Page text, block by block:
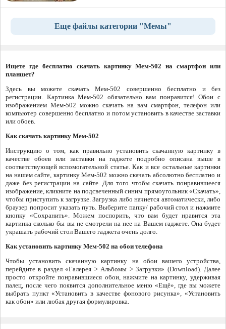
Еще файлы категории "Мемы"
Ищете где бесплатно скачать картинку Мем-502 на смартфон или
планшет?
Здесь вы можете скачать Мем-502 совершенно бесплатно и без
регистрации. Картинка Мем-502 обязательно вам понравится! Обои с
изображением Мем-502 можно скачать на вам смартфон, телефон или
компьютер совершенно бесплатно и потом установить в качестве заставки
или обоев.
Как скачать картинку Мем-502
Инструкцию о том, как правильно установить скачанную картинку в
качестве обоев или заставки на гаджете подробно описана выше в
соответствующей вспомогательной статье. Как и все остальные картинки
на нашем сайте, картинку Мем-502 можно скачать абсолютно бесплатно и
даже без регистрации на сайте. Для того чтобы скачать понравившееся
изображение, кликните на подсвеченный синим прямоугольник «Скачать»,
чтобы приступить к загрузке. Загрузка либо начнется автоматически, либо
браузер попросит указать путь. Выберите папку/ рабочий стол и нажмите
кнопку «Сохранить». Можем поспорить, что вам будет нравится эта
картинка сколько бы вы не смотрели на нее на Вашем гаджете. Она будет
украшать рабочий стол Вашего гаджета очень долго.
Как установить картинку Мем-502 на обои телефона
Чтобы установить скачанную картинку на обои вашего устройства,
перейдите в раздел «Галерея > Альбомы > Загрузки» (Download). Далее
просто откройте понравившиеся обои, нажмите на картинку, удерживая
палец, после чего появится дополнительное меню «Ещё», где вы можете
выбрать пункт «Установить в качестве фонового рисунка», «Установить
как обои» или любая другая формулировка.